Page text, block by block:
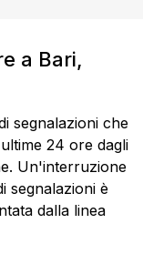
a Bari,
segnalazioni che
24 ore dagli
Un'interruzione
segnalazioni è
dalla linea